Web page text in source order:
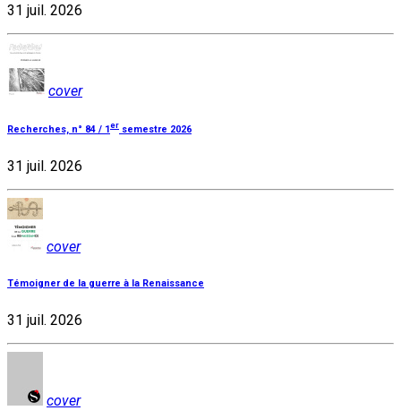
31 juil. 2026
cover
Recherches, n° 84 / 1 er semestre 2026
31 juil. 2026
cover
Témoigner de la guerre à la Renaissance
31 juil. 2026
cover